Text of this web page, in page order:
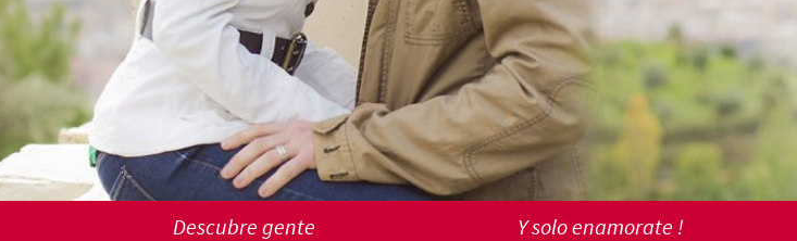
Descubre gente
Y solo enamorate !